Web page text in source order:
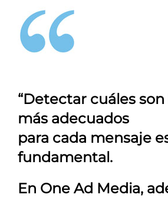
“Detectar cuáles
más adecuados
para cada mensaje
fundamental.
En One Ad Media,